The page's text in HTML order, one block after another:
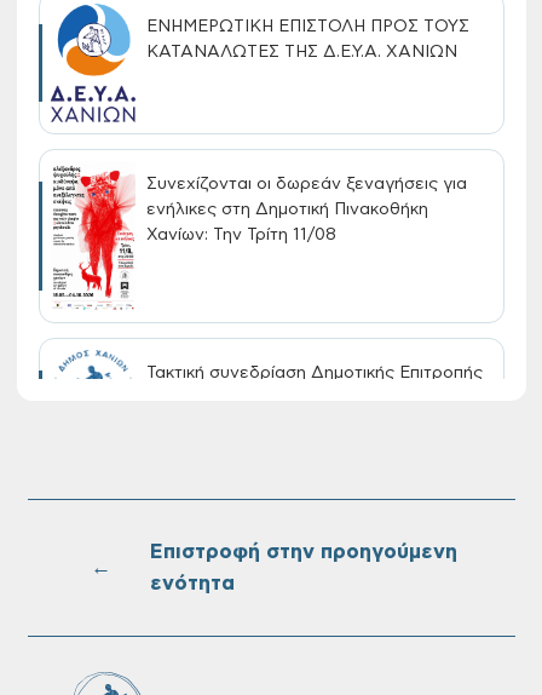
ΕΝΗΜΕΡΩΤΙΚΗ ΕΠΙΣΤΟΛΗ ΠΡΟΣ ΤΟΥΣ
ΚΑΤΑΝΑΛΩΤΕΣ ΤΗΣ Δ.Ε.Υ.Α. ΧΑΝΙΩΝ
Συνεχίζονται οι δωρεάν ξεναγήσεις για
ενήλικες στη Δημοτική Πινακοθήκη
Χανίων: Την Τρίτη 11/08
Τακτική συνεδρίαση Δημοτικής Επιτροπής
Επαναλειτουργία του συστήματος
Ονουφρίου
Πίνακες Κατάταξης & Βαθμολογίας,
←
Επιστροφή στην προηγούμενη
ενότητα